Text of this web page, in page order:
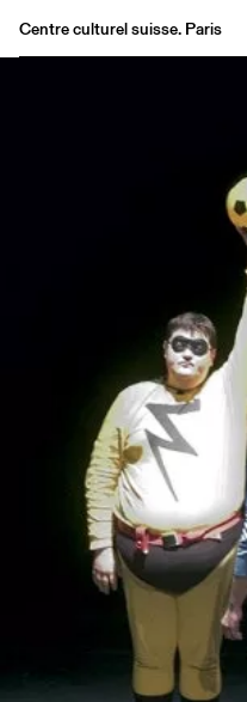
Centre culturel suisse. Paris